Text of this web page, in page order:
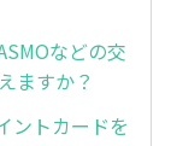
などの交
ますか？
トカードを